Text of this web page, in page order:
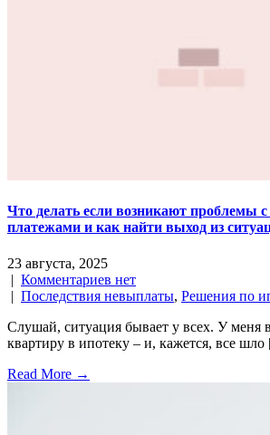
Что делать если возникают проблемы
платежами и как найти выход из
23 августа, 2025
| Комментариев нет
| Последствия невыплаты, Решения по
Слушай, ситуация бывает у всех. У меня
квартиру в ипотеку – и, кажется, все
Read More →